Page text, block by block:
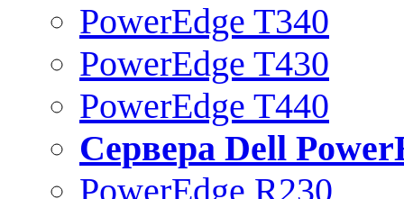
PowerEdge T340
PowerEdge T430
PowerEdge T440
Сервера Dell
PowerEdge R230